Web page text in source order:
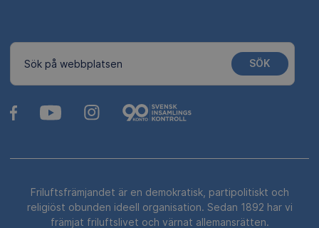
Sök på webbplatsen SÖK
Friluftsfrämjandet är en demokratisk, partipolitiskt och
religiöst obunden ideell organisation. Sedan 1892 har vi
främjat friluftslivet och värnat allemansrätten.